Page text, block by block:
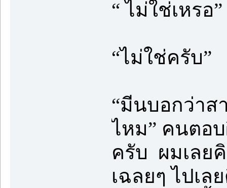
“ ไม่ใช่เหรอ”
“ไม่ใช่ครับ”
“มีนบอกว่าส
ไหม” คนตอ
ครับ ผมเลย
เฉลยๆ ไปเ